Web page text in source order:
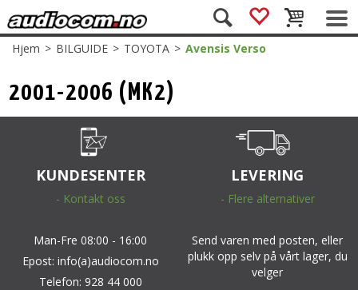
Hjem>BILGUIDE>TOYOTA>Avensis Verso
2001-2006 (MK2)
KUNDESENTER
- Kontakt oss
Man-Fre 08:00 - 16:00
Epost: info(a)audiocom.no
Telefon: 928 44 000
LEVERING
- Flere alternativer
Send varen med posten, eller
plukk opp selv på vårt lager, du
velger